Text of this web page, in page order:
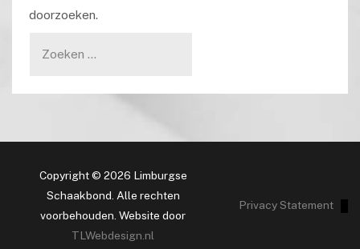
doorzoeken.
Copyright © 2026 Limburgse
Schaakbond. Alle rechten
voorbehouden. Website door
TLWebdesign.nl
Privacy Statement